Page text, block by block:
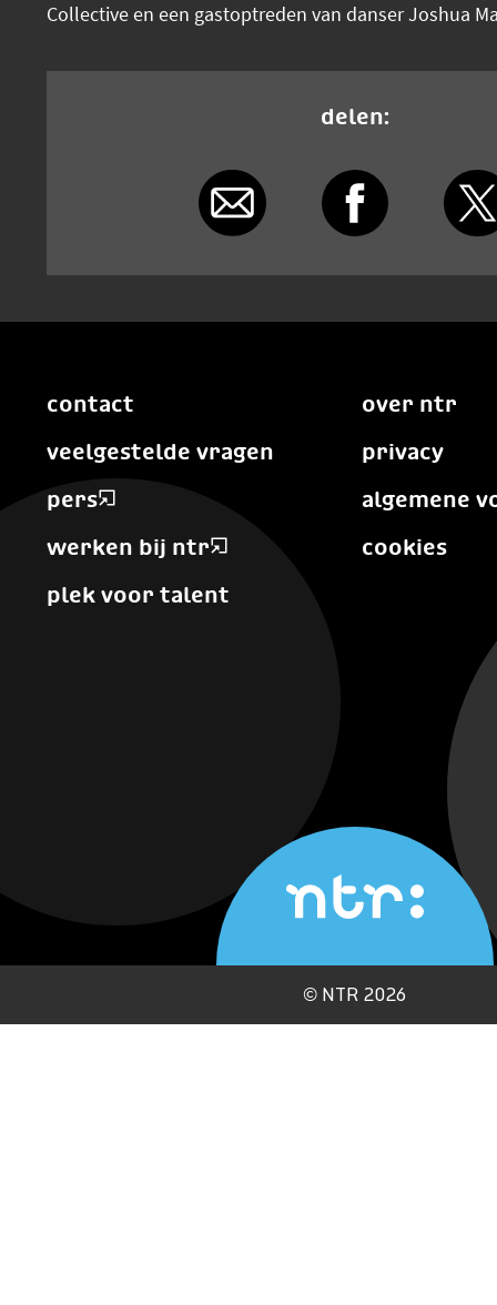
Collective en een gastoptreden van danser Joshua
delen:
contact
veelgestelde vragen
pers
werken bij ntr
plek voor talent
over ntr
privacy
algemene
cookies
© NTR 2026